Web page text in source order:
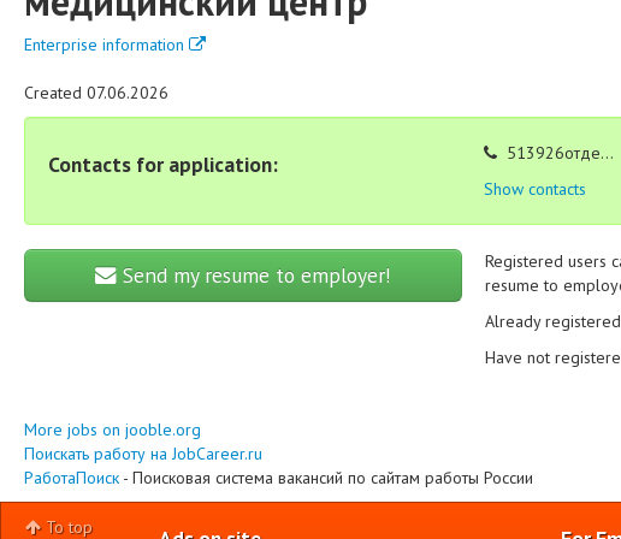
Enterprise information
Created 07.06.2026
Contacts for application:
513926отде...
Show contacts
Send my resume to employer!
Registered users
resume to
Already
Have not
More jobs on jooble.org
Поискать работу на JobCareer.ru
РаботаПоиск - Поисковая система вакансий по сайтам работы России
To top